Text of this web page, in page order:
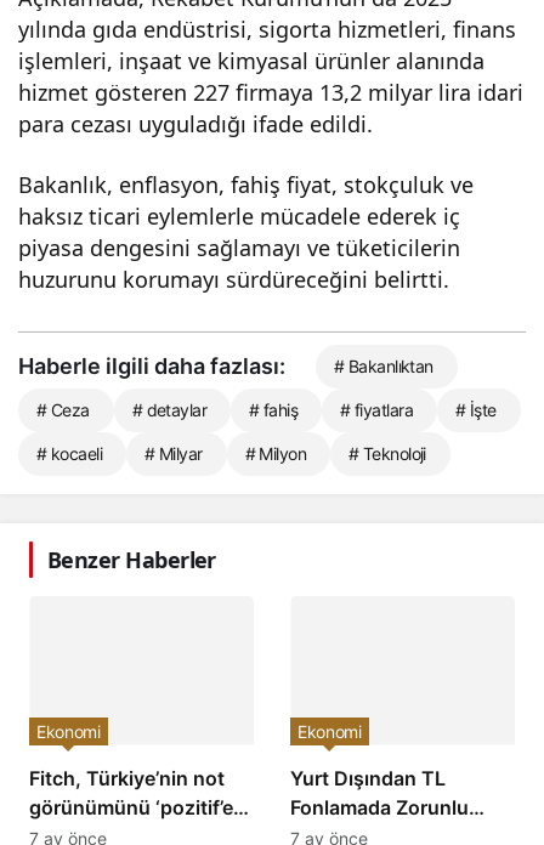
yılında gıda endüstrisi, sigorta hizmetleri, finans
işlemleri, inşaat ve kimyasal ürünler alanında
hizmet gösteren 227 firmaya 13,2 milyar lira idari
para cezası uyguladığı ifade edildi.
Bakanlık, enflasyon, fahiş fiyat, stokçuluk ve
haksız ticari eylemlerle mücadele ederek iç
piyasa dengesini sağlamayı ve tüketicilerin
huzurunu korumayı sürdüreceğini belirtti.
Haberle ilgili daha fazlası: # Bakanlıktan
# Ceza # detaylar # fahiş # fiyatlara # İşte
# kocaeli # Milyar # Milyon # Teknoloji
Benzer Haberler
Fitch, Türkiye’nin not
görünümünü ‘pozitif’e
çevirdi ve yatırımcıların
Ekonomi
7 ay önce
Yurt Dışından TL
Fonlamada Zorunlu
Karşılık Oranları
Ekonomi
7 ay önce